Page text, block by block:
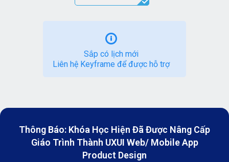
Sắp có lịch mới
Liên hệ Keyframe để được hỗ trợ
Thông Báo: Khóa Học Hiện Đã Được Nâng Cấp
Giáo Trình Thành UXUI Web/ Mobile App
Product Design